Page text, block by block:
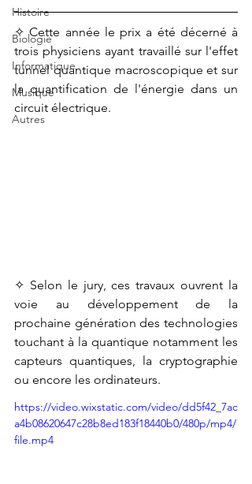
Histoire
Biologie
Informatique
Musique
Autres
✧ Cette année le prix a été décerné à
trois physiciens ayant travaillé sur l'effet
tunnel quantique macroscopique et sur
la quantification de l'énergie dans un
circuit électrique.
✧ Selon le jury, ces travaux ouvrent la
voie au développement de la
prochaine génération des technologies
touchant à la quantique notamment les
capteurs quantiques, la cryptographie
ou encore les ordinateurs.
https://video.wixstatic.com/video/dd5f42_7ac
a4b08620647c28b8ed183f18440b0/480p/mp4/
file.mp4